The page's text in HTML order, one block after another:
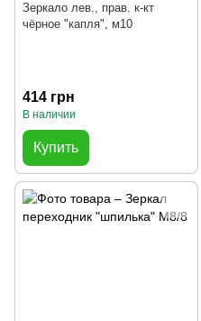
Зеркало лев., прав. к-кт
чёрное "капля", м10
414 грн
В наличии
Купить